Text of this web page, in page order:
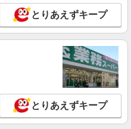
とりあえずキープ
とりあえずキープ